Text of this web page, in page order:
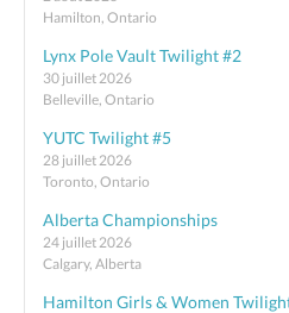
Hamilton, Ontario
Lynx Pole Vault Twilight #2
30 juillet 2026
Belleville, Ontario
YUTC Twilight #5
28 juillet 2026
Toronto, Ontario
Alberta Championships
24 juillet 2026
Calgary, Alberta
Hamilton Girls & Women